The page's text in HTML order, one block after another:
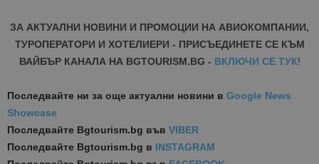
ЗА АКТУАЛНИ НОВИНИ И ПРОМОЦИИ НА АВИОКОМПАНИИ,
ТУРОПЕРАТОРИ И ХОТЕЛИЕРИ - ПРИСЪЕДИНЕТЕ СЕ КЪМ
ВАЙБЪР КАНАЛА НА BGTOURISM.BG - ВКЛЮЧИ СЕ ТУК!
Последвайте ни за още актуални новини в Google News
Showcase
Последвайте Bgtourism.bg във VIBER
Последвайте Bgtourism.bg в INSTAGRAM